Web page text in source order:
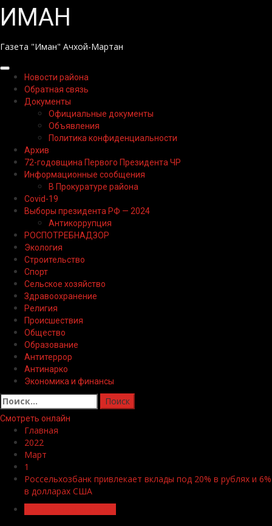
Перейти
содержимому
ИМАН
Газета "Иман" Ачхой-Мартан
Основное
меню
Новости района
Обратная связь
Документы
Официальные документы
Объявления
Политика конфиденциальности
Архив
72-годовщина Первого Президента ЧР
Информационные сообщения
В Прокуратуре района
Covid-19
Выборы президента РФ — 2024
Антикоррупция
РОСПОТРЕБНАДЗОР
Экология
Строительство
Спорт
Сельское хозяйство
Здравоохранение
Религия
Происшествия
Общество
Образование
Антитеррор
Антинарко
Экономика и финансы
Найти:
Смотреть онлайн
Главная
2022
Март
1
Россельхозбанк привлекает вклады под 20% в рублях и 6%
в долларах США